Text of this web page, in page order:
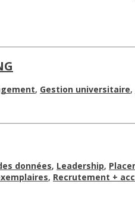
, Gestion universitaire,
données, Leadership,
, Recrutement +